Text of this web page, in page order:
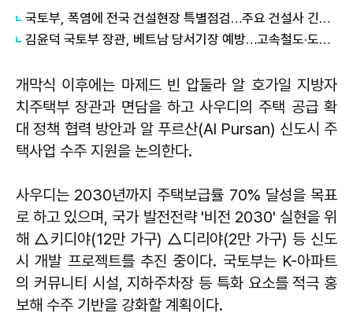
국토부, 폭염에 전국 건설현장 특별점검…주요 건설사 긴급회의 개최
김윤덕 국토부 장관, 베트남 당서기장 예방…고속철도·도시개발 협력 구체화
개막식 이후에는 마제드 빈 압둘라 알 호가일 지방자
치주택부 장관과 면담을 하고 사우디의 주택 공급 확
대 정책 협력 방안과 알 푸르산(Al Pursan) 신도시 주
택사업 수주 지원을 논의한다.
사우디는 2030년까지 주택보급률 70% 달성을 목표
로 하고 있으며, 국가 발전전략 '비전 2030' 실현을 위
해 △키디야(12만 가구) △디리야(2만 가구) 등 신도
시 개발 프로젝트를 추진 중이다. 국토부는 K-아파트
의 커뮤니티 시설, 지하주차장 등 특화 요소를 적극 홍
보해 수주 기반을 강화할 계획이다.